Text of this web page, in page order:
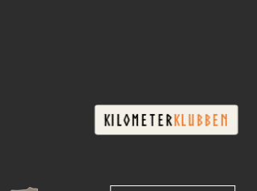
KILOMETER KLUBBEN